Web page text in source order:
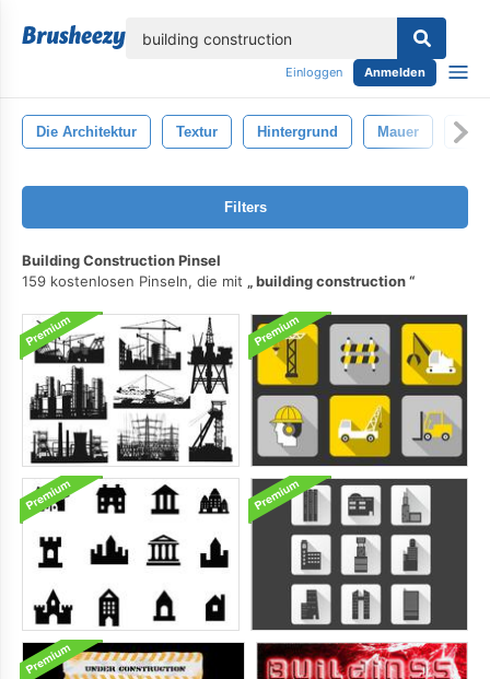
Einloggen Anmelden
Die Architektur Textur Hintergrund Mauer
Filters
Building Construction Pinsel
159 kostenlosen Pinseln, die mit
building construction